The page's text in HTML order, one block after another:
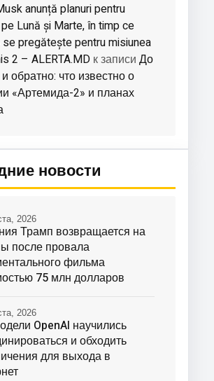
anunță planuri pentru
Lună și Marte, în timp ce
se pregătește pentru misiunea
2 – ALERTA.MD к записи До
обратно: что известно о
«Артемида-2» и планах
новости
Трамп возвращается на
после провала
фильма
75 млн долларов
2026
OpenAI научились
и обходить
для выхода в
2026